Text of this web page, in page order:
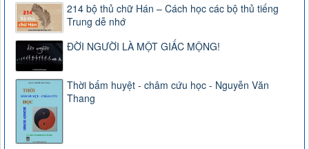
214 bộ thủ chữ Hán – Cách học các bộ thủ tiếng
Trung dễ nhớ
ĐỜI NGƯỜI LÀ MỘT GIẤC MỘNG!
Thời bấm huyệt - châm cứu học - Nguyễn Văn
Thang